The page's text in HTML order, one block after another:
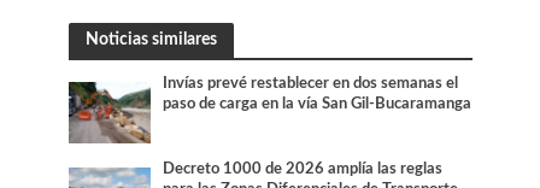
Noticias similares
Invías prevé restablecer en dos semanas el
paso de carga en la vía San Gil-Bucaramanga
Decreto 1000 de 2026 amplía las reglas